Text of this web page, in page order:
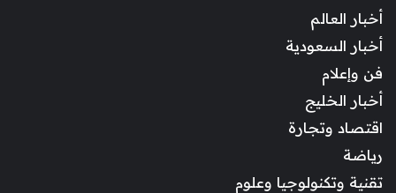
أخبار العالم
أخبار السعودية
فن وإعلام
أخبار الخليج
اقتصاد وتجارة
رياضة
تقنية وتكنولوجيا وعلوم